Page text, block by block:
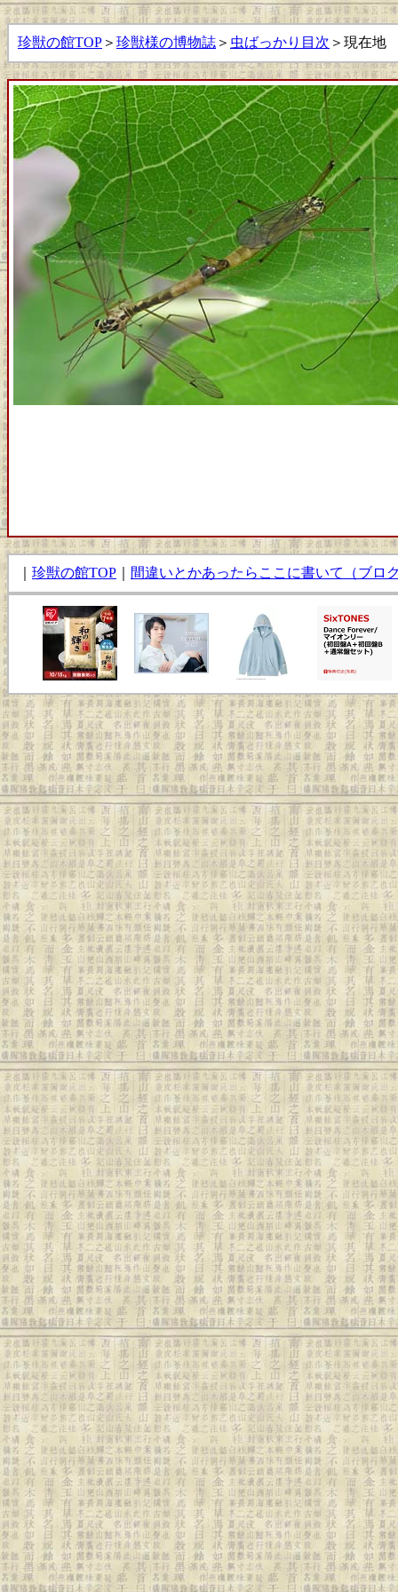
珍獣の館TOP ＞ 珍獣様の博物誌 ＞ 虫ばっかり目次 ＞現在地
珍獣の館TOP 間違いとかあったらここに書いて（ブロ